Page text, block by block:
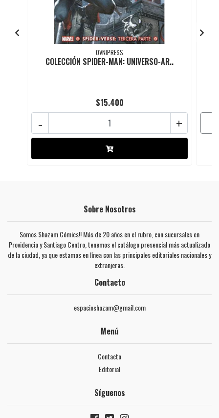
OVNIPRESS
COLECCIÓN SPIDER-MAN: UNIVERSO-AR..
$15.400
+
-
Sobre Nosotros
Somos Shazam Cómics!! Más de 20 años en el rubro, con sucursales en
Providencia y Santiago Centro, tenemos el catálogo presencial más actualizado
de la ciudad, ya que estamos en línea con las principales editoriales nacionales y
extranjeras.
Contacto
espacioshazam@gmail.com
Menú
Contacto
Editorial
Síguenos